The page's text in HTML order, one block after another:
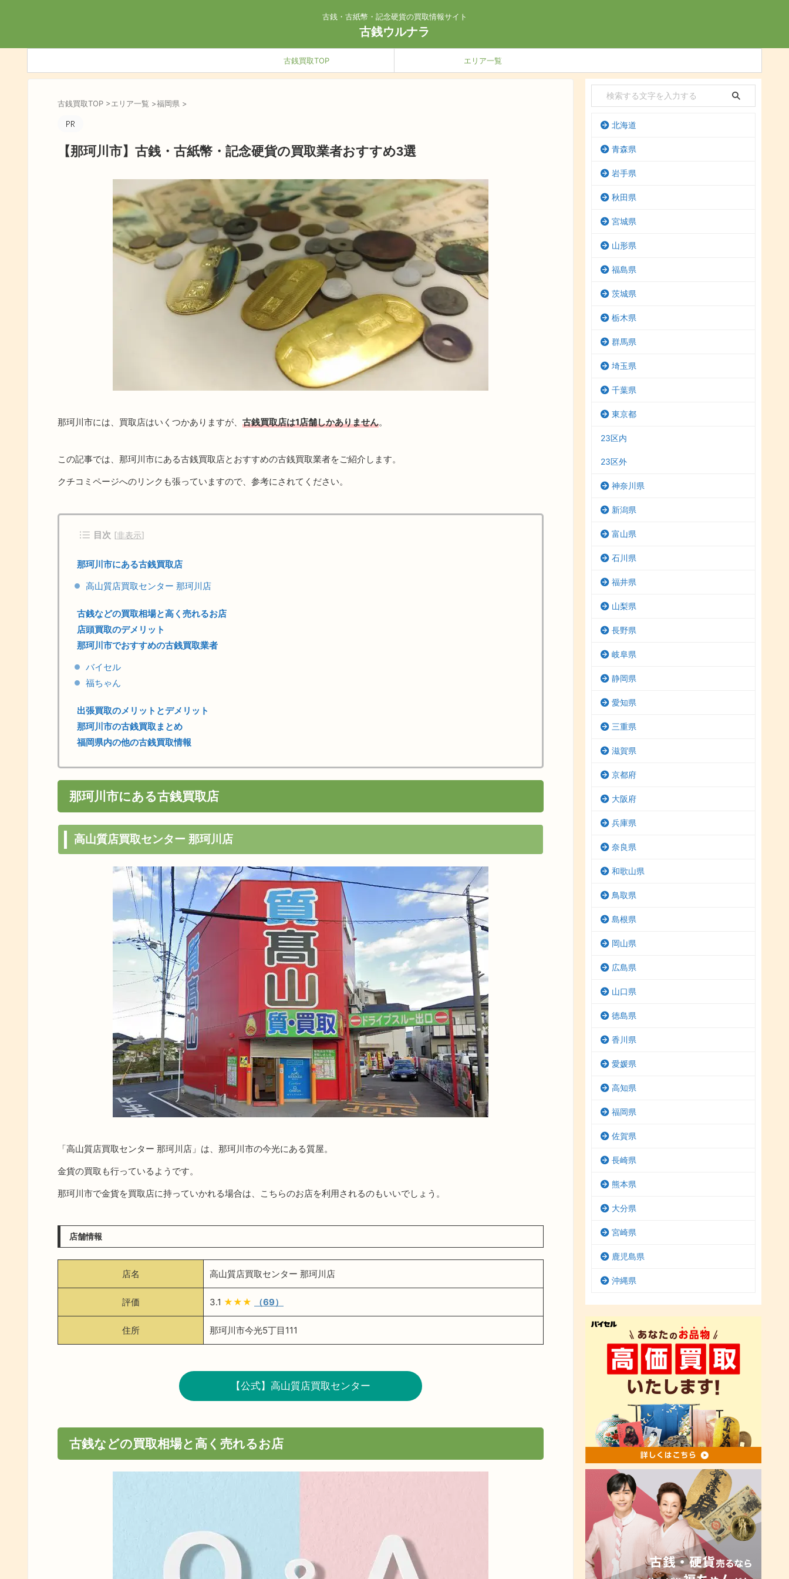
古銭・古紙幣・記念硬貨の買取情報サイト
古銭ウルナラ
古銭買取TOP エリア一覧
古銭買取TOP >エリア一覧 >福岡県 >
【那珂川市】古銭・古紙幣・記念硬貨の買取業者おすすめ3選
那珂川市には、買取店はいくつかありますが、 古銭買取店は1店舗しかありません。
この記事では、那珂川市にある古銭買取店とおすすめの古銭買取業者をご紹介します。
クチコミページへのリンクも張っていますので、参考にされてください。
目次 [非表示]
那珂川市にある古銭買取店
高山質店買取センター 那珂川店
古銭などの買取相場と高く売れるお店
店頭買取のデメリット
那珂川市でおすすめの古銭買取業者
バイセル
福ちゃん
出張買取のメリットとデメリット
那珂川市の古銭買取まとめ
福岡県内の他の古銭買取情報
那珂川市にある古銭買取店
高山質店買取センター 那珂川店
「高山質店買取センター 那珂川店」は、那珂川市の今光にある質屋。
金貨の買取も行っているようです。
那珂川市で金貨を買取店に持っていかれる場合は、こちらのお店を利用されるのもいいでしょう。
店舗情報
店名 高山質店買取センター 那珂川店
評価 3.1 ★★★ （69）
住所 那珂川市今光5丁目111
【公式】高山質店買取センター
古銭などの買取相場と高く売れるお店
北海道
青森県
岩手県
秋田県
宮城県
山形県
福島県
茨城県
栃木県
群馬県
埼玉県
千葉県
東京都
23区内
23区外
神奈川県
新潟県
富山県
石川県
福井県
山梨県
長野県
岐阜県
静岡県
愛知県
三重県
滋賀県
京都府
大阪府
兵庫県
奈良県
和歌山県
鳥取県
島根県
岡山県
広島県
山口県
徳島県
香川県
愛媛県
高知県
福岡県
佐賀県
長崎県
熊本県
大分県
宮崎県
鹿児島県
沖縄県